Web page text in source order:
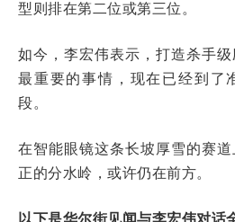
型则排在第二位或第三位。
如今，李宏伟表示，打造杀手
最重要的事情，现在已经到了
段。
在智能眼镜这条长坡厚雪的赛
正的分水岭，或许仍在前方。